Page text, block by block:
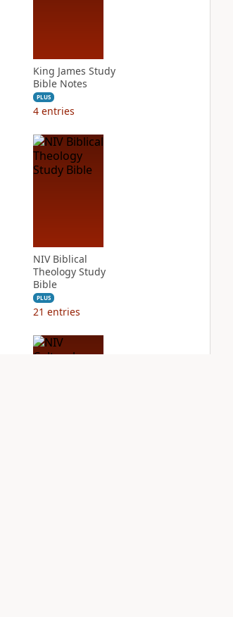
King James Study
Bible Notes
PLUS
4 entries
NIV Biblical
Theology Study
Bible
PLUS
21 entries